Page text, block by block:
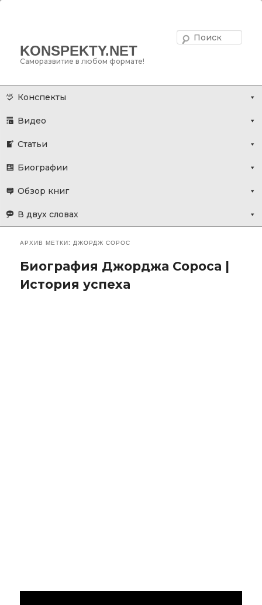
KONSPEKTY.NET
Саморазвитие в любом формате!
Главное меню
основному
дополнительному
Конспекты
Видео
Статьи
Биографии
Обзор книг
В двух словах
АРХИВ МЕТКИ:ДЖОРДЖ СОРОС
Биография Джорджа Сороса |
История успеха